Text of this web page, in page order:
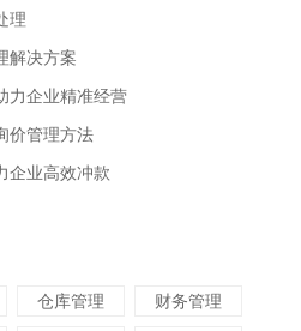
理
解决方案
力企业精准经营
价管理方法
企业高效冲款
仓库管理 财务管理